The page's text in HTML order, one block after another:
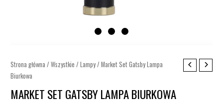
Strona główna /Wszystkie /Lampy/ Market Set Gatsby Lampa
Biurkowa
MARKET SET GATSBY LAMPA BIURKOWA
ilość
Market
Set
Gatsby